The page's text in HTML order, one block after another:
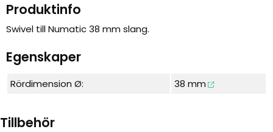
Produktinfo
Swivel till Numatic 38 mm slang.
Egenskaper
Rördimension Ø: 38 mm
Tillbehör